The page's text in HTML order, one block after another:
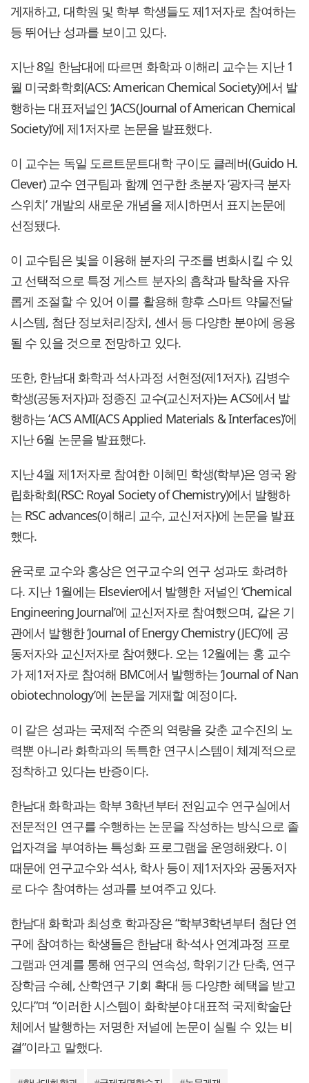
게재하고, 대학원 및 학부 학생들도 제1저자로 참여하는
등 뛰어난 성과를 보이고 있다.
지난 8일 한남대에 따르면 화학과 이해리 교수는 지난 1
월 미국화학회(ACS: American Chemical Society)에서 발
행하는 대표저널인 ‘JACS(Journal of American Chemical
Society)’에 제1저자로 논문을 발표했다.
이 교수는 독일 도르트문트대학 구이도 클레버(Guido H.
Clever) 교수 연구팀과 함께 연구한 초분자 ‘광자극 분자
스위치’ 개발의 새로운 개념을 제시하면서 표지논문에
선정됐다.
이 교수팀은 빛을 이용해 분자의 구조를 변화시킬 수 있
고 선택적으로 특정 게스트 분자의 흡착과 탈착을 자유
롭게 조절할 수 있어 이를 활용해 향후 스마트 약물전달
시스템, 첨단 정보처리장치, 센서 등 다양한 분야에 응용
될 수 있을 것으로 전망하고 있다.
또한, 한남대 화학과 석사과정 서현정(제1저자), 김병수
학생(공동저자)과 정종진 교수(교신저자)는 ACS에서 발
행하는 ‘ACS AMI(ACS Applied Materials & Interfaces)’에
지난 6월 논문을 발표했다.
지난 4월 제1저자로 참여한 이혜민 학생(학부)은 영국 왕
립화학회(RSC: Royal Society of Chemistry)에서 발행하
는 RSC advances(이해리 교수, 교신저자)에 논문을 발표
했다.
윤국로 교수와 홍상은 연구교수의 연구 성과도 화려하
다. 지난 1월에는 Elsevier에서 발행한 저널인 ‘Chemical
Engineering Journal’에 교신저자로 참여했으며, 같은 기
관에서 발행한 ‘Journal of Energy Chemistry (JEC)’에 공
동저자와 교신저자로 참여했다. 오는 12월에는 홍 교수
가 제1저자로 참여해 BMC에서 발행하는 ‘Journal of Nan
obiotechnology’에 논문을 게재할 예정이다.
이 같은 성과는 국제적 수준의 역량을 갖춘 교수진의 노
력뿐 아니라 화학과의 독특한 연구시스템이 체계적으로
정착하고 있다는 반증이다.
한남대 화학과는 학부 3학년부터 전임교수 연구실에서
전문적인 연구를 수행하는 논문을 작성하는 방식으로 졸
업자격을 부여하는 특성화 프로그램을 운영해왔다. 이
때문에 연구교수와 석사, 학사 등이 제1저자와 공동저자
로 다수 참여하는 성과를 보여주고 있다.
한남대 화학과 최성호 학과장은 “학부3학년부터 첨단 연
구에 참여하는 학생들은 한남대 학·석사 연계과정 프로
그램과 연계를 통해 연구의 연속성, 학위기간 단축, 연구
장학금 수혜, 산학연구 기회 확대 등 다양한 혜택을 받고
있다”며 “이러한 시스템이 화학분야 대표적 국제학술단
체에서 발행하는 저명한 저널에 논문이 실릴 수 있는 비
결”이라고 말했다.